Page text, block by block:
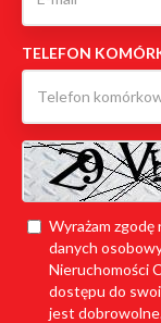
TELEFON
Wyrażam
danych
Nieruchomości
dostępu do
jest